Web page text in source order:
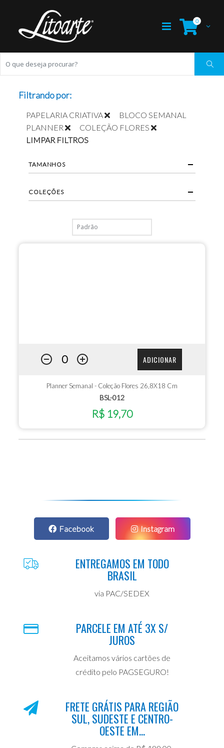
0
ADICIONAR
Planner Semanal - Coleção Flores 26,8X18 Cm
BSL-012
R$ 19,70
Filtrando por:
PAPELARIA CRIATIVA
BLOCO SEMANAL
PLANNER
COLEÇÃO FLORES
LIMPAR FILTROS
TAMANHOS
COLEÇÕES
Facebook Instagram
ENTREGAMOS EM TODO
BRASIL
via PAC/SEDEX
PARCELE EM ATÉ 3X S/
JUROS
Aceitamos vários cartões de
crédito pelo PAGSEGURO!
FRETE GRÁTIS PARA REGIÃO
SUL, SUDESTE E CENTRO-
OESTE EM...